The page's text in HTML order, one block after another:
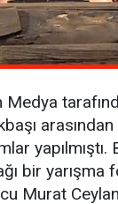
Medya
bir yarışma
Murat